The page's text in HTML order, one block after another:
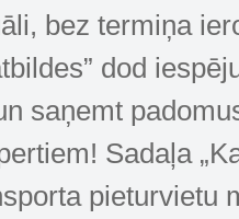
bez termiņa
dod
saņemt
Sadaļa
pieturvietu